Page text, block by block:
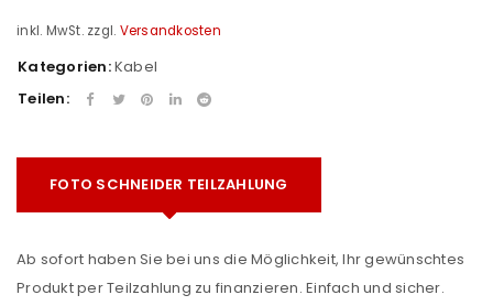
inkl. MwSt. zzgl. Versandkosten
Kategorien:Kabel
Teilen:
FOTO SCHNEIDER TEILZAHLUNG
Ab sofort haben Sie bei uns die Möglichkeit, Ihr gewünschtes
Produkt per Teilzahlung zu finanzieren. Einfach und sicher.